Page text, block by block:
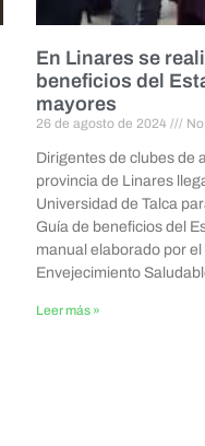
En Linares se
beneficios del
mayores
26 de agosto de 2024
Dirigentes de clubes de
provincia de Linares
Universidad de Talca
Guía de beneficios del
manual elaborado por
Envejecimiento
Leer más »